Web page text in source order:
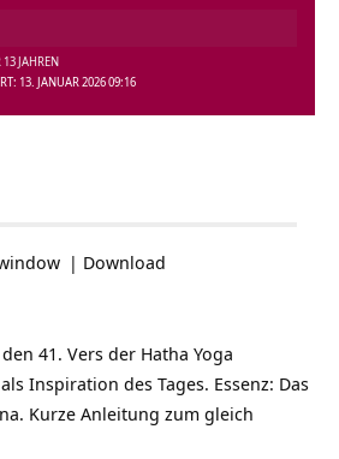
13. JANUAR 2026 09:16
13 JAHREN
| Download
41. Vers der Hatha Yoga
Inspiration des Tages. Essenz: Das
Kurze Anleitung zum gleich